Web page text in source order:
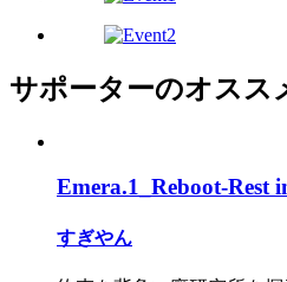
サポーターのオスス
Emera.1_Reboot-Rest
すぎやん